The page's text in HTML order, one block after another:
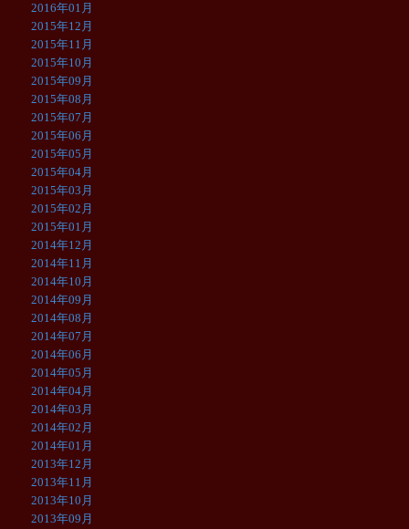
2016年01月
2015年12月
2015年11月
2015年10月
2015年09月
2015年08月
2015年07月
2015年06月
2015年05月
2015年04月
2015年03月
2015年02月
2015年01月
2014年12月
2014年11月
2014年10月
2014年09月
2014年08月
2014年07月
2014年06月
2014年05月
2014年04月
2014年03月
2014年02月
2014年01月
2013年12月
2013年11月
2013年10月
2013年09月